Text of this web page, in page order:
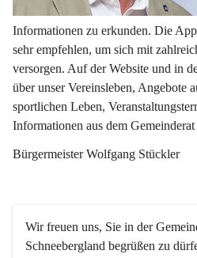
Informationen zu erkunden. Die
sehr empfehlen, um sich mit
versorgen. Auf der Website und in
über unser Vereinsleben, Angebote
sportlichen Leben,
Informationen aus dem
Bürgermeister Wolfgang Stückler
Wir freuen uns, Sie in der
Schneebergland begrüßen zu